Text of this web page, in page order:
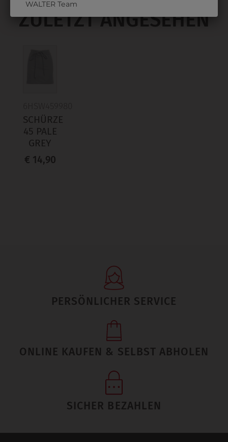
ZULETZT ANGESEHEN
SCHÜRZE
45 PALE
GREY
€ 14,90
PERSÖNLICHER SERVICE
ONLINE KAUFEN & SELBST ABHOLEN
SICHER BEZAHLEN
WALTER Team